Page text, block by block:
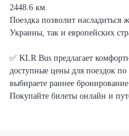
2448.6 км.
Поездка позволит
Украины, так и европейских
✅ KLR Bus предлагает
доступные цены для поездок
выбираете раннее
Покупайте билеты онлайн и